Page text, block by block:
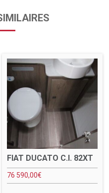
FIAT DUCATO C.I. 82XT
76 590,00€